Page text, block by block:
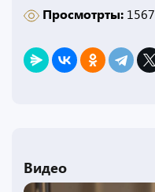
Просмотрты: 1567
Видео